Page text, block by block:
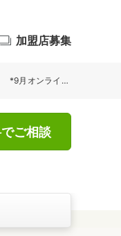
加盟店募集
*9月オンライン相談会のご案内*:.。.:*
ご相談